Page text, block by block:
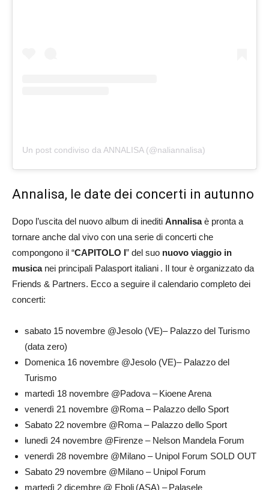
Un post condiviso da ANNALISA (@naliannalisa)
Annalisa, le date dei concerti in autunno
Dopo l’uscita del nuovo album di inediti Annalisaè pronta a
tornare anche dal vivo con una serie di concerti che
compongono il “CAPITOLO I” del suo nuovo viaggio in
musicanei principali Palasport italiani . Il tour è organizzato da
Friends & Partners. Ecco a seguire il calendario completo dei
concerti:
sabato 15 novembre @Jesolo (VE)– Palazzo del Turismo
(data zero)
Domenica 16 novembre @Jesolo (VE)– Palazzo del
Turismo
martedì 18 novembre @Padova – Kioene Arena
venerdì 21 novembre @Roma – Palazzo dello Sport
Sabato 22 novembre @Roma – Palazzo dello Sport
lunedì 24 novembre @Firenze – Nelson Mandela Forum
venerdì 28 novembre @Milano – Unipol Forum SOLD OUT
Sabato 29 novembre @Milano – Unipol Forum
martedì 2 dicembre @ Eboli (ASA) – Palasele